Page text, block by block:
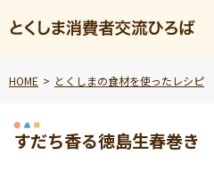
HOME とくしまの食材を使ったレシピ
すだち香る徳島生春巻き